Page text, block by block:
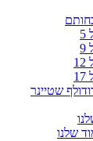
שטיינר
שלנו